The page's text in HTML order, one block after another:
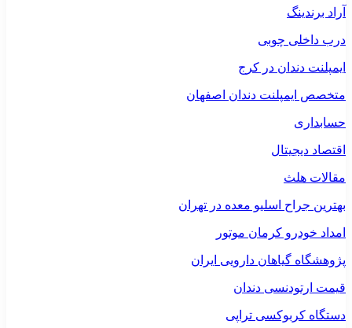
آراد برندینگ
درب داخلی چوبی
ایمپلنت دندان در کرج
متخصص ایمپلنت دندان اصفهان
حسابداری
اقتصاد دیجیتال
مقالات هلث
بهترین جراح اسلیو معده در تهران
امداد خودرو کرمان موتور
پژوهشگاه گیاهان دارویی ایران
قیمت ارتودنسی دندان
دستگاه کربوکسی تراپی